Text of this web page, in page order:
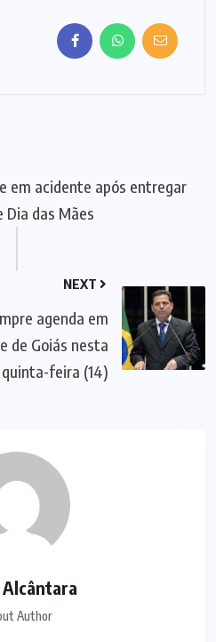
em acidente após entregar
Dia das Mães
NEXT
agenda em
de Goiás nesta
quinta-feira (14)
Author